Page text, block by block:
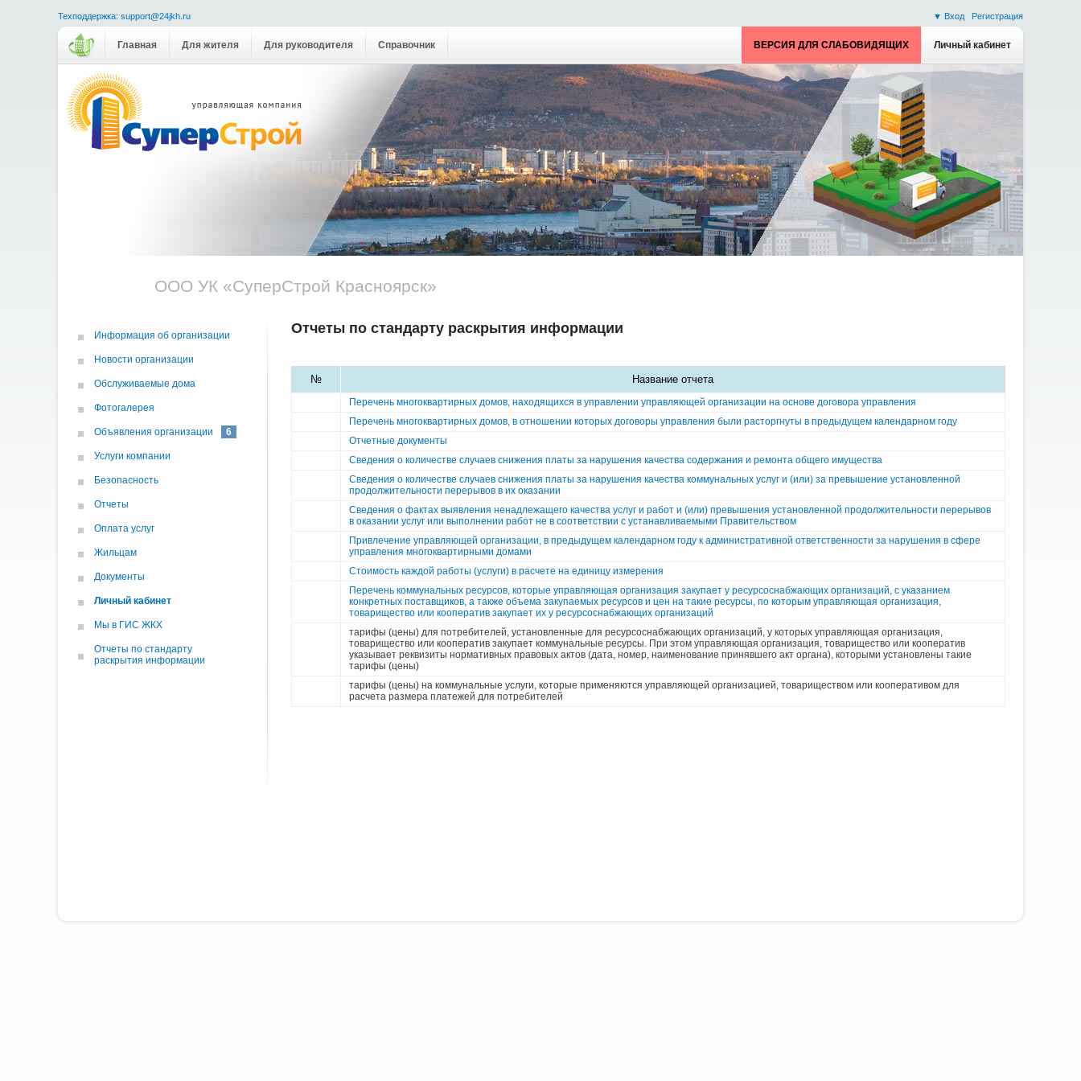
Техподдержка: support@24jkh.ru ▼ Вход Регистрация
Главная Для жителя Для руководителя Справочник Личный кабинет
ВЕРСИЯ ДЛЯ СЛАБОВИДЯЩИХ
ООО УК «СуперСтрой Красноярск»
Информация об организации
Новости организации
Обслуживаемые дома
Фотогалерея
Объявления организации 6
Услуги компании
Безопасность
Отчеты
Оплата услуг
Жильцам
Документы
Личный кабинет
Мы в ГИС ЖКХ
Отчеты по cтандарту
раскрытия информации
Отчеты по cтандарту раскрытия информации
№ Название отчета
Перечень многоквартирных домов, находящихся в управлении управляющей организации на основе договора управления
Перечень многоквартирных домов, в отношении которых договоры управления были расторгнуты в предыдущем календарном году
Отчетные документы
Сведения о количестве случаев снижения платы за нарушения качества содержания и ремонта общего имущества
Сведения о количестве случаев снижения платы за нарушения качества коммунальных услуг и (или) за превышение установленной
продолжительности перерывов в их оказании
Сведения о фактах выявления ненадлежащего качества услуг и работ и (или) превышения установленной продолжительности перерывов
в оказании услуг или выполнении работ не в соответствии с устанавливаемыми Правительством
Привлечение управляющей организации, в предыдущем календарном году к административной ответственности за нарушения в сфере
управления многоквартирными домами
Стоимость каждой работы (услуги) в расчете на единицу измерения
Перечень коммунальных ресурсов, которые управляющая организация закупает у ресурсоснабжающих организаций, с указанием
конкретных поставщиков, а также объема закупаемых ресурсов и цен на такие ресурсы, по которым управляющая организация,
товарищество или кооператив закупает их у ресурсоснабжающих организаций
тарифы (цены) для потребителей, установленные для ресурсоснабжающих организаций, у которых управляющая организация,
товарищество или кооператив закупает коммунальные ресурсы. При этом управляющая организация, товарищество или кооператив
указывает реквизиты нормативных правовых актов (дата, номер, наименование принявшего акт органа), которыми установлены такие
тарифы (цены)
тарифы (цены) на коммунальные услуги, которые применяются управляющей организацией, товариществом или кооперативом для
расчета размера платежей для потребителей